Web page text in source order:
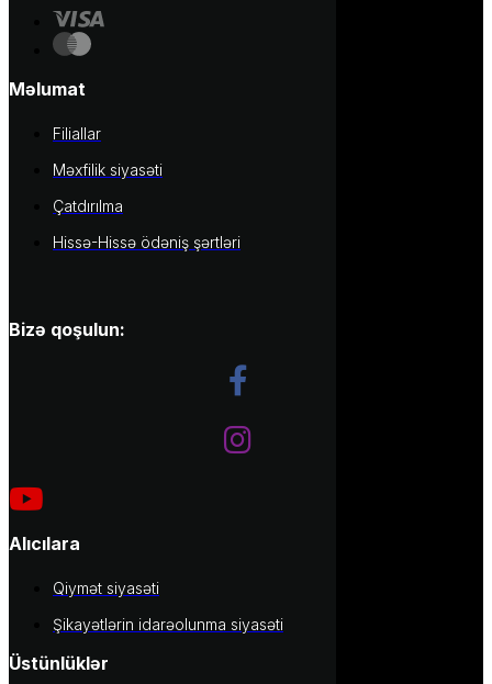
Məlumat
Filiallar
Məxfilik siyasəti
Çatdırılma
Hissə-Hissə ödəniş şərtləri
Bizə qoşulun:
Alıcılara
Qiymət siyasəti
Şikayətlərin idarəolunma siyasəti
Üstünlüklər